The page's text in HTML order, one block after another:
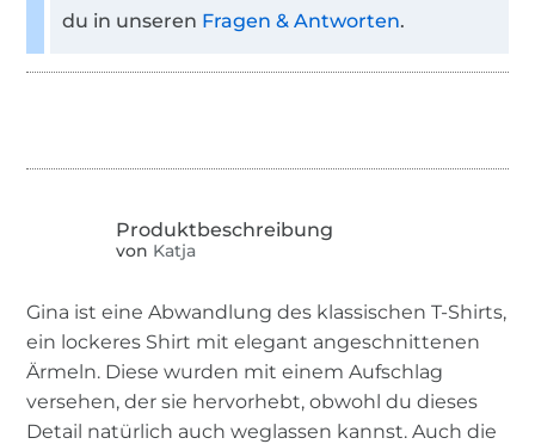
du in unseren Fragen & Antworten.
von Katja
Gina ist eine Abwandlung des klassischen T-Shirts,
ein lockeres Shirt mit elegant angeschnittenen
Ärmeln. Diese wurden mit einem Aufschlag
versehen, der sie hervorhebt, obwohl du dieses
Detail natürlich auch weglassen kannst. Auch die